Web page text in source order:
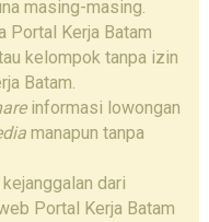
masing-masing.
Portal Kerja Batam
kelompok tanpa izin
Batam.
informasi lowongan
manapun tanpa
dari
Portal Kerja Batam